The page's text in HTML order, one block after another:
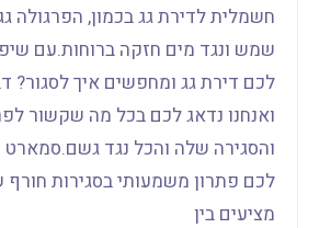
חשמלית לדירת גג בכמון, הפרגולה
לכם דירת גג ומחפשים איך לסגור?
ואנחנו נדאג לכם בכל מה שקשור
והסגירה שלה והכל נגד גשם.סמארט
לכם פתרון משמעותי בסגירות חורף
מציעים בין